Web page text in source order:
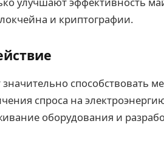
и криптографии.
способствовать
спроса на
оборудования и